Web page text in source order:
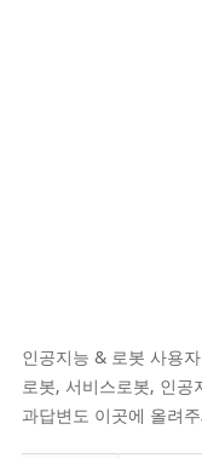
인공지능 & 로봇 사용
로봇, 서비스로봇, 인공
과답변도 이곳에 올려